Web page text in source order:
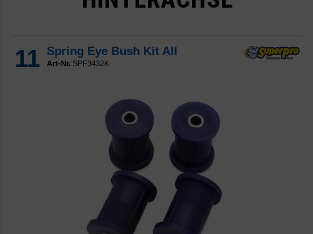
11 Spring Eye Bush Kit All
Art-Nr. SPF3432K